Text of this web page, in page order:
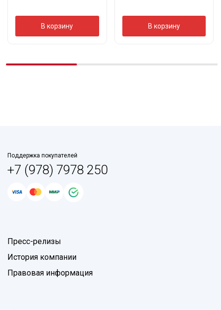
В корзину В корзину
Поддержка покупателей
+7 (978) 7978 250
Пресс-релизы
История компании
Правовая информация